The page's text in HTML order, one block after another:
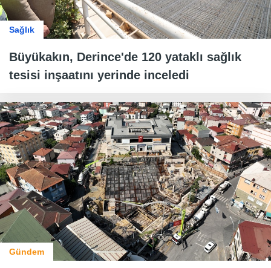
Sağlık
Büyükakın, Derince'de 120 yataklı sağlık
tesisi inşaatını yerinde inceledi
Gündem